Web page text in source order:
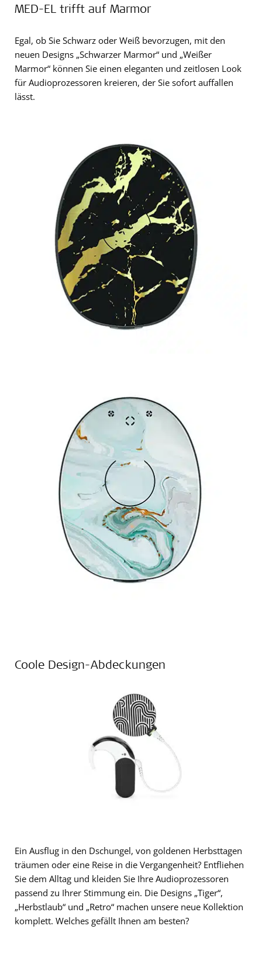
MED-EL trifft auf Marmor
Egal, ob Sie Schwarz oder Weiß bevorzugen, mit den
neuen Designs „Schwarzer Marmor“ und „Weißer
Marmor“ können Sie einen eleganten und zeitlosen Look
für Audioprozessoren kreieren, der Sie sofort auffallen
lässt.
Coole Design-Abdeckungen
Ein Ausflug in den Dschungel, von goldenen Herbsttagen
träumen oder eine Reise in die Vergangenheit? Entfliehen
Sie dem Alltag und kleiden Sie Ihre Audioprozessoren
passend zu Ihrer Stimmung ein. Die Designs „Tiger“,
„Herbstlaub“ und „Retro“ machen unsere neue Kollektion
komplett. Welches gefällt Ihnen am besten?